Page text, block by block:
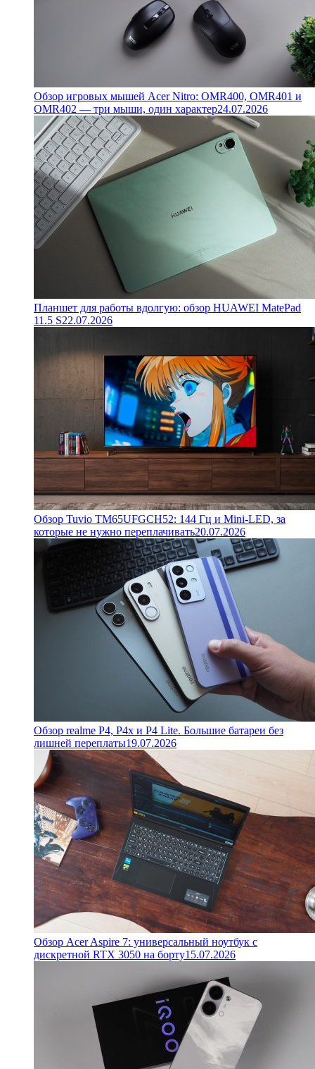
Обзор игровых мышей Acer Nitro: OMR400, OMR401 и
OMR402 — три мыши, один характер24.07.2026
Планшет для работы вдолгую: обзор HUAWEI MatePad
11.5 S22.07.2026
Обзор Tuvio TM65UFGCH52: 144 Гц и Mini-LED, за
которые не нужно переплачивать20.07.2026
Обзор realme P4, P4x и P4 Lite. Большие батареи без
лишней переплаты19.07.2026
Обзор Acer Aspire 7: универсальный ноутбук с
дискретной RTX 3050 на борту15.07.2026